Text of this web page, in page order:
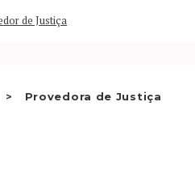
Provedora de Justiça
E OUTRAS